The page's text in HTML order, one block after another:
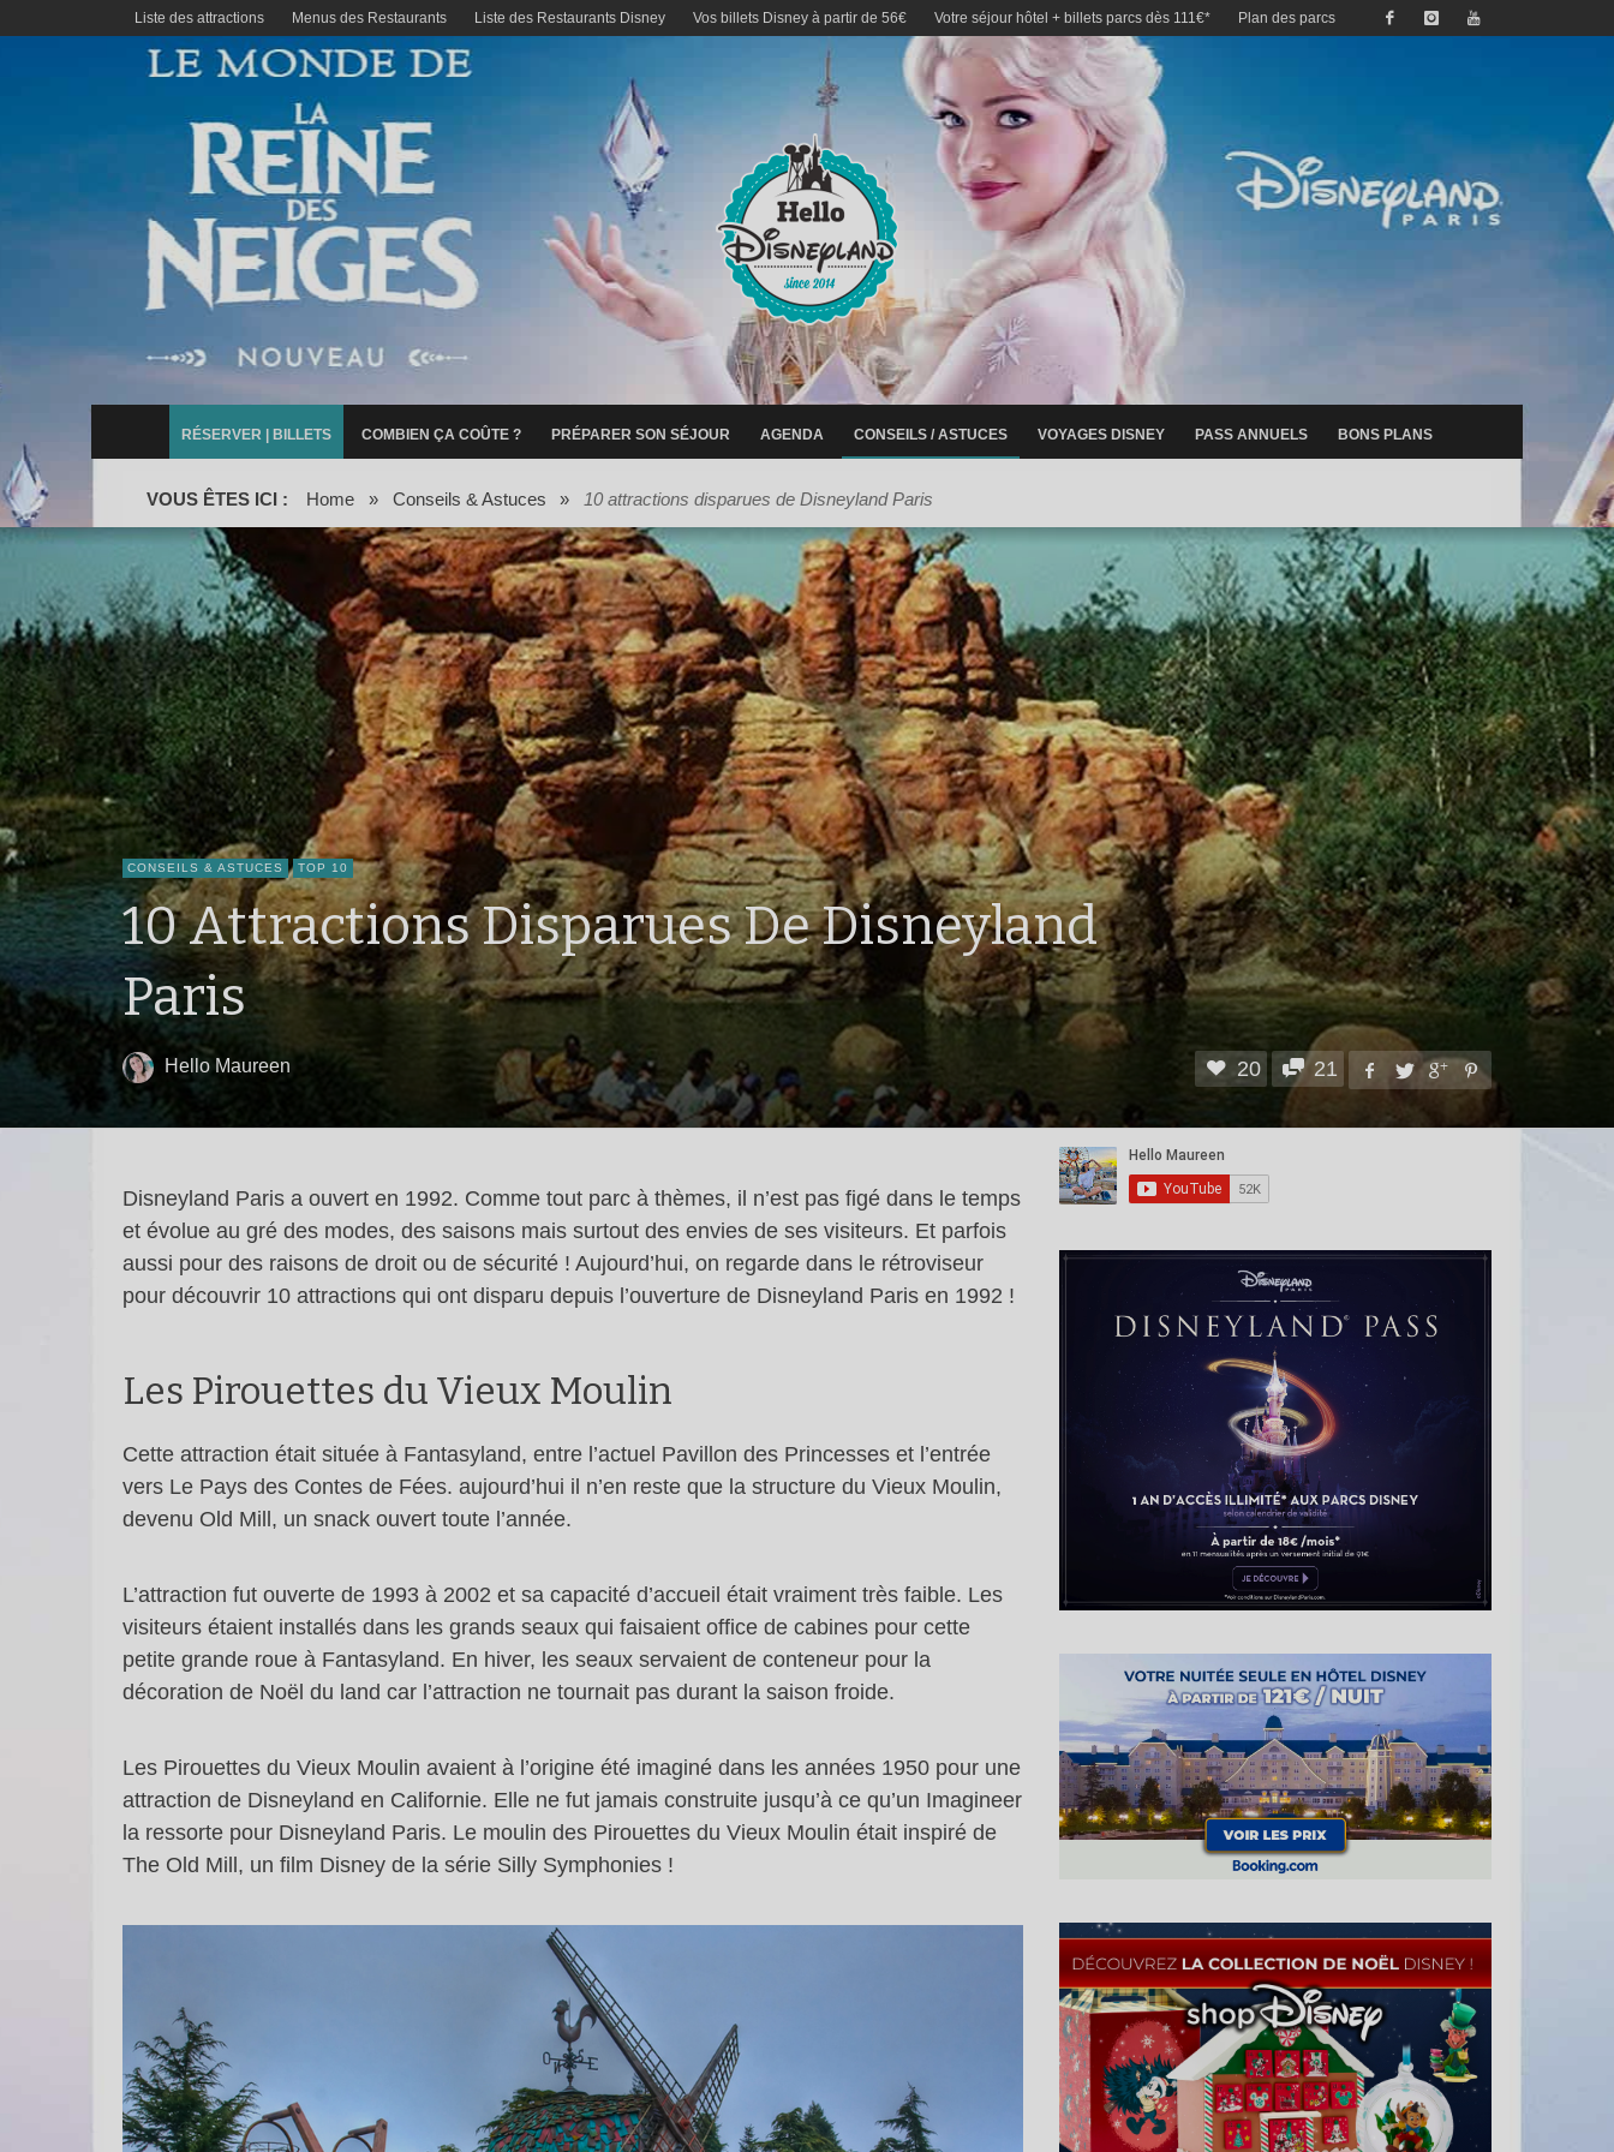
Liste des attractions Menus des Restaurants Liste des Restaurants Disney Vos billets Disney à partir de 56€ Votre séjour hôtel + billets parcs dès 111€* Plan des parcs
RÉSERVER | BILLETS COMBIEN ÇA COÛTE ? PRÉPARER SON SÉJOUR AGENDA CONSEILS / ASTUCES VOYAGES DISNEY PASS ANNUELS BONS PLANS
VOUS ÊTES ICI : Home » Conseils & Astuces » 10 attractions disparues de Disneyland Paris
CONSEILS & ASTUCES TOP 10
10 Attractions Disparues De Disneyland
Paris
Hello Maureen 20 21
Disneyland Paris a ouvert en 1992. Comme tout parc à thèmes, il n’est pas figé dans le temps
et évolue au gré des modes, des saisons mais surtout des envies de ses visiteurs. Et parfois
aussi pour des raisons de droit ou de sécurité ! Aujourd’hui, on regarde dans le rétroviseur
pour découvrir 10 attractions qui ont disparu depuis l’ouverture de Disneyland Paris en 1992 !
Les Pirouettes du Vieux Moulin
Cette attraction était située à Fantasyland, entre l’actuel Pavillon des Princesses et l’entrée
vers Le Pays des Contes de Fées. aujourd’hui il n’en reste que la structure du Vieux Moulin,
devenu Old Mill, un snack ouvert toute l’année.
L’attraction fut ouverte de 1993 à 2002 et sa capacité d’accueil était vraiment très faible. Les
visiteurs étaient installés dans les grands seaux qui faisaient office de cabines pour cette
petite grande roue à Fantasyland. En hiver, les seaux servaient de conteneur pour la
décoration de Noël du land car l’attraction ne tournait pas durant la saison froide.
Les Pirouettes du Vieux Moulin avaient à l’origine été imaginé dans les années 1950 pour une
attraction de Disneyland en Californie. Elle ne fut jamais construite jusqu’à ce qu’un Imagineer
la ressorte pour Disneyland Paris. Le moulin des Pirouettes du Vieux Moulin était inspiré de
The Old Mill, un film Disney de la série Silly Symphonies !